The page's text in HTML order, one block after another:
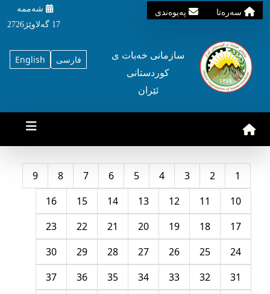
سه‌ره‌تا په‌یوه‌ندی
شه‌ممه‌
17 گه‌لاوێژ2726
English فارسی
سازمانی خه‌بات ی
کوردستانی
ئێران
1
2
3
4
5
6
7
8
9
10
11
12
13
14
15
16
17
18
19
20
21
22
23
24
25
26
27
28
29
30
31
32
33
34
35
36
37